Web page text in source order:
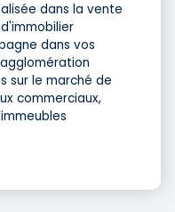
dans la vente
dans vos
sur le marché de
commerciaux,